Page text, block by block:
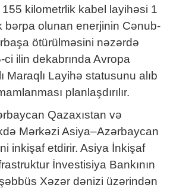
kilometrlik kabel layihəsi 1
bərpa olunan enerjinin Cənub-
ötürülməsini nəzərdə
ilin dekabrında Avropa
Maraqlı Layihə statusunu alıb
planlaşdırılır.
Qazaxıstan və
Mərkəzi Asiya–Azərbaycan
inkişaf etdirir. Asiya İnkişaf
İnvestisiya Bankının
Xəzər dənizi üzərindən